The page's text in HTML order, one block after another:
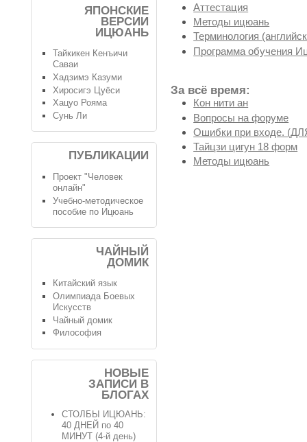
Аттестация
Методы ицюань
Терминология
Программа обучения
За всё время:
Кон нити ан
Вопросы на форуме
Ошибки при входе.
Тайцзи цигун 18 форм
Методы ицюань
ЯПОНСКИЕ
ВЕРСИИ
ИЦЮАНЬ
Тайкикен Кенъичи
Саваи
Хадзимэ Казуми
Хиросигэ Цуёси
Хацуо Рояма
Сунь Ли
ПУБЛИКАЦИИ
Проект "Человек
онлайн"
Учебно-методическое
пособие по Ицюань
ЧАЙНЫЙ
ДОМИК
Китайский язык
Олимпиада Боевых
Искусств
Чайный домик
Философия
НОВЫЕ
ЗАПИСИ В
БЛОГАХ
СТОЛБЫ ИЦЮАНЬ:
40 ДНЕЙ по 40
МИНУТ (4-й день)